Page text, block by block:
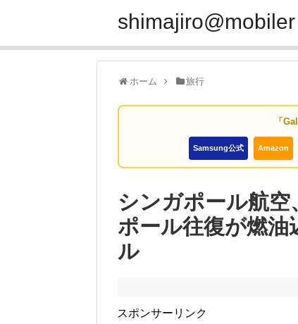
shimajiro@mobiler
ホーム 旅行
「
Samsung公式 Amazon
シンガポール航
ポール往復が燃油
ル
スポンサーリンク